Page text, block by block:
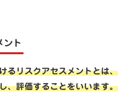
ント
るリスクアセスメントとは、
、評価することをいいます。